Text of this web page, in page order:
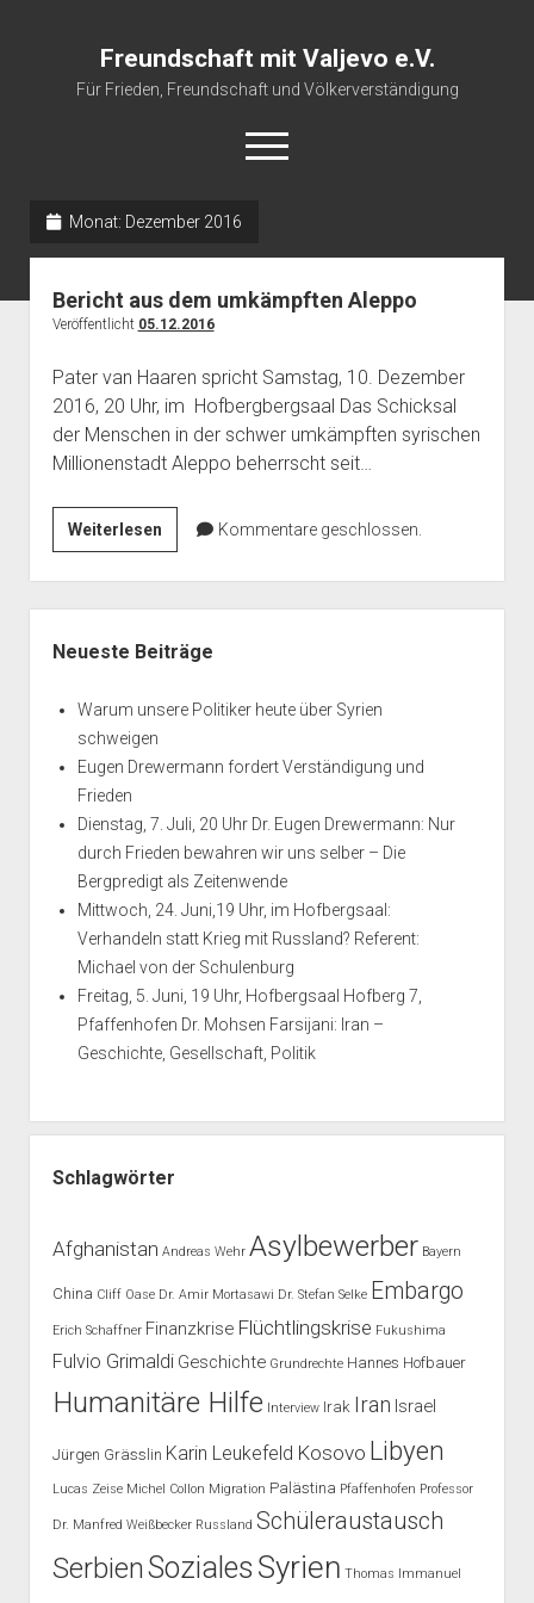
Freundschaft mit Valjevo e.V.
Für Frieden, Freundschaft und Völkerverständigung
open
menu
Monat: Dezember 2016
Bericht aus dem umkämpften Aleppo
Veröffentlicht 05.12.2016
Pater van Haaren spricht Samstag, 10. Dezember
2016, 20 Uhr, im Hofbergbergsaal Das Schicksal
der Menschen in der schwer umkämpften syrischen
Millionenstadt Aleppo beherrscht seit…
WeiterlesenBericht
aus
dem
umkämpften
Aleppo
Kommentare geschlossen.
Neueste Beiträge
Warum unsere Politiker heute über Syrien
schweigen
Eugen Drewermann fordert Verständigung und
Frieden
Dienstag, 7. Juli, 20 Uhr Dr. Eugen Drewermann: Nur
durch Frieden bewahren wir uns selber – Die
Bergpredigt als Zeitenwende
Mittwoch, 24. Juni,19 Uhr, im Hofbergsaal:
Verhandeln statt Krieg mit Russland? Referent:
Michael von der Schulenburg
Freitag, 5. Juni, 19 Uhr, Hofbergsaal Hofberg 7,
Pfaffenhofen Dr. Mohsen Farsijani: Iran –
Geschichte, Gesellschaft, Politik
Schlagwörter
Afghanistan Andreas Wehr Asylbewerber Bayern
China Cliff Oase Dr. Amir Mortasawi Dr. Stefan Selke Embargo
Erich Schaffner Finanzkrise Flüchtlingskrise Fukushima
Fulvio Grimaldi Geschichte Grundrechte Hannes Hofbauer
Humanitäre Hilfe Interview Irak Iran Israel
Jürgen Grässlin Karin Leukefeld Kosovo Libyen
Lucas Zeise Michel Collon Migration Palästina Pfaffenhofen Professor
Dr. Manfred Weißbecker Russland Schüleraustausch
SerbienSoziales Syrien Thomas Immanuel